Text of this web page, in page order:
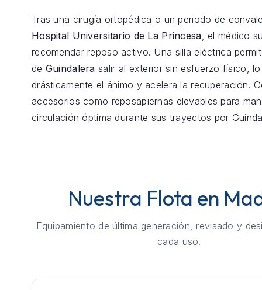
Tras una cirugía ortopédica o un periodo de
Hospital Universitario de La Princesa, el médico
recomendar reposo activo. Una silla eléctrica
de Guindalera salir al exterior sin esfuerzo físico,
drásticamente el ánimo y acelera la recuperación.
accesorios como reposapiernas elevables para
circulación óptima durante sus trayectos por
Nuestra Flota en
Equipamiento de última generación, revisado y
cada uso.